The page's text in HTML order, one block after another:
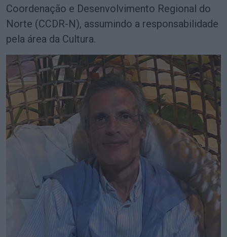
Coordenação e Desenvolvimento Regional do
Norte (CCDR-N), assumindo a responsabilidade
pela área da Cultura.